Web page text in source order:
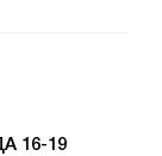
16-19